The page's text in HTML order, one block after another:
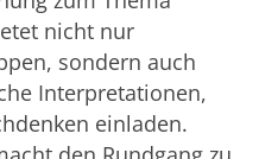
nicht nur
sondern auch
Interpretationen,
einladen.